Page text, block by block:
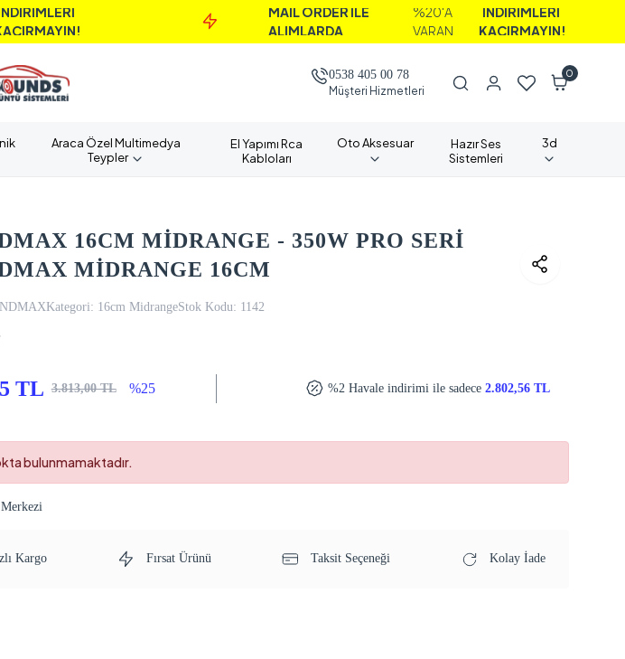
MAİL ORDER İLE
ALIMLARDA
%20'A
İNDİRİMLERİ
KAÇIRMAYIN!
0538 405 00 78
Müşteri Hizmetleri
0
Araca Özel Multimedya
Teypler
El Yapımı Rca
Kabloları
Oto Aksesuar
Hazır Ses
Sistemleri
3d
16CM MİDRANGE - 350W PRO SERİ
MİDRANGE 16CM
Kategori: 16cm MidrangeStok Kodu: 1142
TL 3.813,00 TL %25 %2 Havale indirimi ile sadece 2.802,56 TL
bulunmamaktadır.
Kargo Fırsat Ürünü Taksit Seçeneği Kolay İade